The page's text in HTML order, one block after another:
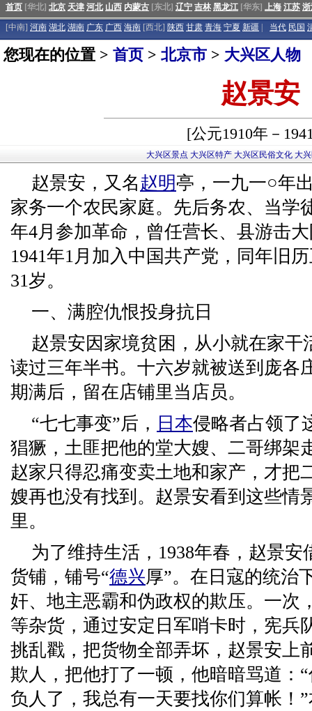
首页 [华北] 北京 天津 河北 山西 内蒙古 [东北] 辽宁 吉林 黑龙江 [华东] 上海 江苏
[中南] 河南 湖北 湖南 广东 广西 海南 [西北] 陕西 甘肃 青海 宁夏 新疆 当代 民国
您现在的位置 > 首页 > 北京市 > 大兴区人物
赵景安
[公元1910年－
大兴区景点 大兴区特产 大兴区民俗文化 大
赵景安，又名赵明亭，一九一○年
家务一个农民家庭。先后务农、当学
年4月参加革命，曾任营长、县游击
1941年1月加入中国共产党，同年旧
31岁。
一、满腔仇恨投身抗日
赵景安因家境贫困，从小就在家干
读过三年半书。十六岁就被送到庞各
期满后，留在店铺里当店员。
“七七事变”后， 日本侵略者占领了
猖獗，土匪把他的堂大嫂、二哥绑架
赵家只得忍痛变卖土地和家产，才把
嫂再也没有找到。赵景安看到这些情
里。
为了维持生活，1938年春，赵景
货铺，铺号“德兴厚”。在日寇的统治
奸、地主恶霸和伪政权的欺压。一次
等杂货，通过安定日军哨卡时，宪兵
挑乱戳，把货物全部弄坏，赵景安上
欺人，把他打了一顿，他暗暗骂道：
负人了，我总有一天要找你们算帐！